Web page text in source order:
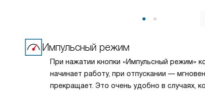
Импульсный режим
При нажатии кнопки «Импульсный режим»
начинает работу, при отпускании —
прекращает. Это очень удобно в случаях,